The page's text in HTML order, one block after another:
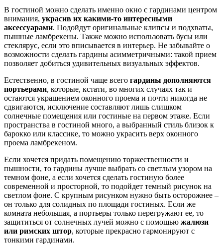
В гостиной можно сделать именно окно с гардинами центром
внимания, украсив их какими-то интересными
аксессуарами. Подойдут оригинальные клипсы и подхваты,
пышные ламбрекены. Также можно использовать бусы или
стеклярус, если это вписывается в интерьер. Не забывайте о
возможности сделать гардины асимметричными: такой прием
позволяет добиться удивительных визуальных эффектов.
Естественно, в гостиной чаще всего гардины дополняются
портьерами, которые, кстати, во многих случаях так и
остаются украшением оконного проема и почти никогда не
сдвигаются, исключение составляют лишь слишком
солнечные помещения или гостиные на первом этаже. Если
пространства в гостиной много, а выбранный стиль близок к
барокко или классике, то можно украсить верх оконного
проема ламбрекеном.
Если хочется придать помещению торжественности и
пышности, то гардины лучше выбрать со светлым узором на
темном фоне, а если хочется сделать гостиную более
современной и просторной, то подойдет темный рисунок на
светлом фоне. С крупным рисунком нужно быть осторожнее –
он только для солидных по площади гостиных. Если же
комната небольшая, а портьеры только перегружают ее, то
защититься от солнечных лучей можно с помощью жалюзи
или римских штор, которые прекрасно гармонируют с
тонкими гардинами.